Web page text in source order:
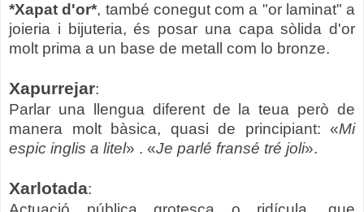
*Xapat d'or*, també conegut com a "or laminat" a
joieria i bijuteria, és posar una capa sòlida d'or
molt prima a un base de metall com lo bronze.
Xapurrejar:
Parlar una llengua diferent de la teua però de
manera molt bàsica, quasi de principiant: «Mi
espic inglis a litel» . «Je parlé fransé tré joli».
Xarlotada: